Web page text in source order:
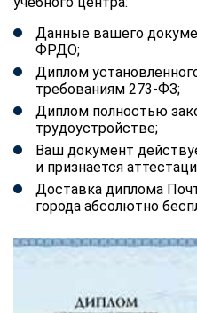
Данные вашего
ФРДО;
Диплом
требованиям 273-ФЗ;
Диплом полностью
трудоустройстве;
Ваш документ
и признается
Доставка диплома
города абсолютно